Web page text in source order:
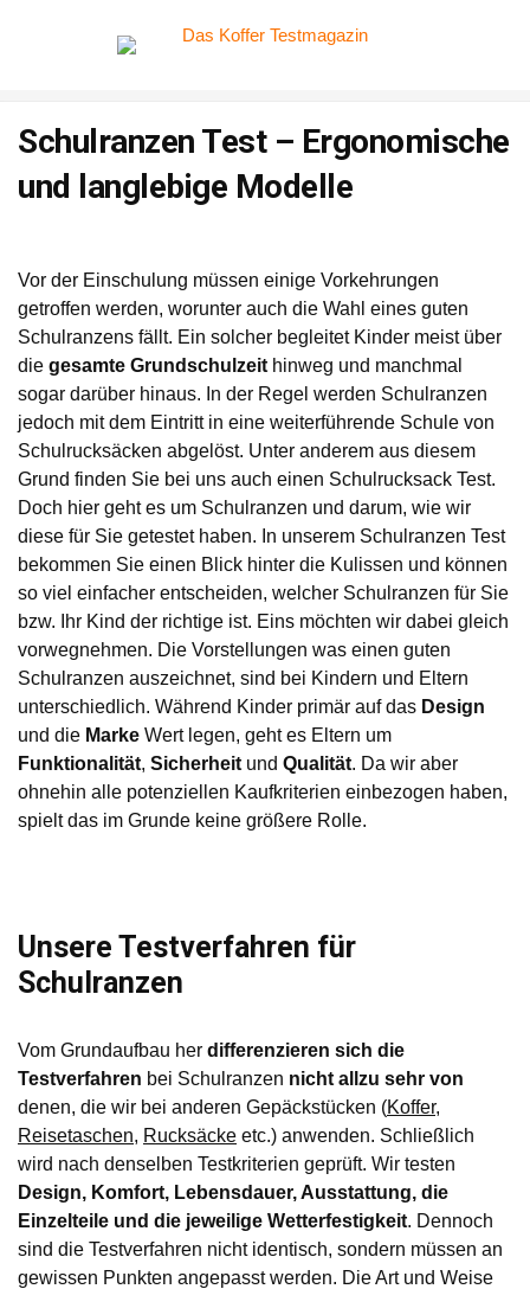
Schulranzen Test – Ergonomische
und langlebige Modelle
Vor der Einschulung müssen einige Vorkehrungen
getroffen werden, worunter auch die Wahl eines guten
Schulranzens fällt. Ein solcher begleitet Kinder meist über
die gesamte Grundschulzeit hinweg und manchmal
sogar darüber hinaus. In der Regel werden Schulranzen
jedoch mit dem Eintritt in eine weiterführende Schule von
Schulrucksäcken abgelöst. Unter anderem aus diesem
Grund finden Sie bei uns auch einen Schulrucksack Test.
Doch hier geht es um Schulranzen und darum, wie wir
diese für Sie getestet haben. In unserem Schulranzen Test
bekommen Sie einen Blick hinter die Kulissen und können
so viel einfacher entscheiden, welcher Schulranzen für Sie
bzw. Ihr Kind der richtige ist. Eins möchten wir dabei gleich
vorwegnehmen. Die Vorstellungen was einen guten
Schulranzen auszeichnet, sind bei Kindern und Eltern
unterschiedlich. Während Kinder primär auf das Design
und die Marke Wert legen, geht es Eltern um
Funktionalität, Sicherheit und Qualität. Da wir aber
ohnehin alle potenziellen Kaufkriterien einbezogen haben,
spielt das im Grunde keine größere Rolle.
Unsere Testverfahren für
Schulranzen
Vom Grundaufbau her differenzieren sich die
Testverfahren bei Schulranzen nicht allzu sehr von
denen, die wir bei anderen Gepäckstücken (Koffer,
Reisetaschen, Rucksäcke etc.) anwenden. Schließlich
wird nach denselben Testkriterien geprüft. Wir testen
Design, Komfort, Lebensdauer, Ausstattung, die
Einzelteile und die jeweilige Wetterfestigkeit. Dennoch
sind die Testverfahren nicht identisch, sondern müssen an
gewissen Punkten angepasst werden. Die Art und Weise